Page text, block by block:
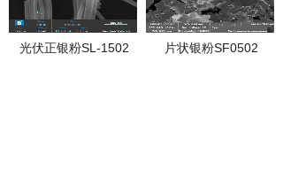
光伏正银粉SL-1502 片状银粉SF0502